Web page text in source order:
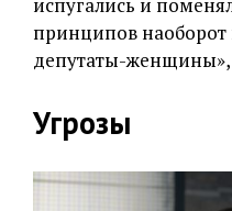
принципов
депутаты-женщины»,
Угрозы